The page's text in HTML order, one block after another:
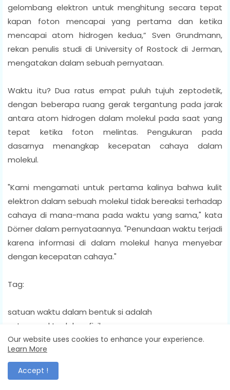
gelombang elektron untuk menghitung secara tepat
kapan foton mencapai yang pertama dan ketika
mencapai atom hidrogen kedua,” Sven Grundmann,
rekan penulis studi di University of Rostock di Jerman,
mengatakan dalam sebuah pernyataan.
Waktu itu? Dua ratus empat puluh tujuh zeptodetik,
dengan beberapa ruang gerak tergantung pada jarak
antara atom hidrogen dalam molekul pada saat yang
tepat ketika foton melintas. Pengukuran pada
dasarnya menangkap kecepatan cahaya dalam
molekul.
"Kami mengamati untuk pertama kalinya bahwa kulit
elektron dalam sebuah molekul tidak bereaksi terhadap
cahaya di mana-mana pada waktu yang sama," kata
Dörner dalam pernyataannya. "Penundaan waktu terjadi
karena informasi di dalam molekul hanya menyebar
dengan kecepatan cahaya."
Tag:
satuan waktu dalam bentuk si adalah
satuan waktu dalam fisika
contoh soal satuan waktu dan jawabannya
contoh satuan waktu
simbol satuan waktu
materi satuan waktu kelas 3 sd
Our website uses cookies to enhance your experience.
Learn More
Accept !